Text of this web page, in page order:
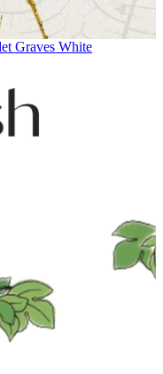
Graves White